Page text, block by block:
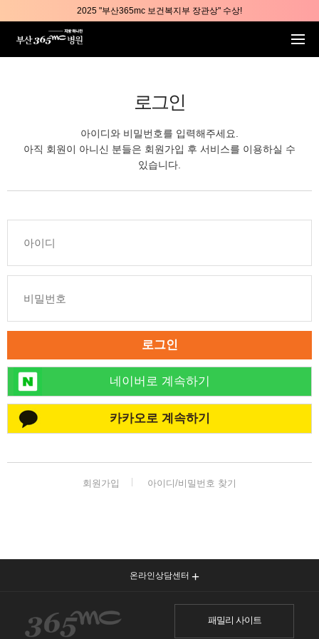
2025 "부산365mc 보건복지부 장관상" 수상!
부산365mc병원, 8/15(토) 광복절 정상진료
로그인
아이디와 비밀번호를 입력해주세요.
아직 회원이 아니신 분들은 회원가입 후 서비스를 이용하실 수
있습니다.
로그인
네이버로 계속하기
카카오로 계속하기
회원가입 아이디/비밀번호 찾기
온라인상담센터
패밀리 사이트